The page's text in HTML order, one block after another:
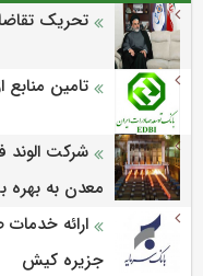
تحریک تقاضا
تامین
شرکت الوند
معدن به بهره
ارائه
جزيره كيش